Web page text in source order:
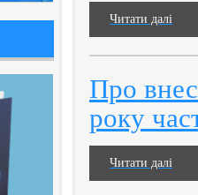
Читати далі
Про
року
Читати далі